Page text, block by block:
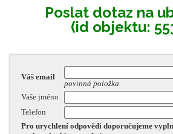
Poslat dotaz na
(id objektu: